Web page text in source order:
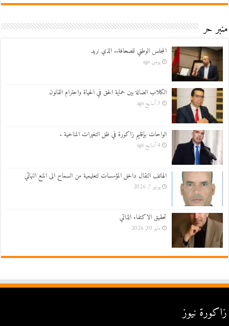
منبر حر
المجلس الوطني للصحافة.. الذي نريد
يومين ago
الكلاب الضالة بين حماية الحق في الحياة واحترام القانون
3 أسابيع ago
الواحات بإقليم زاكورة في ظل التغيرات المناخية .
4 أسابيع ago
الهاتف النقال داخل المؤسسات لتعليمية من السماح الى المنع النهائي
يونيو 7, 2026
تحقيق الاكتفاء الذاتي
مايو 30, 2026
زاكورة نيوز